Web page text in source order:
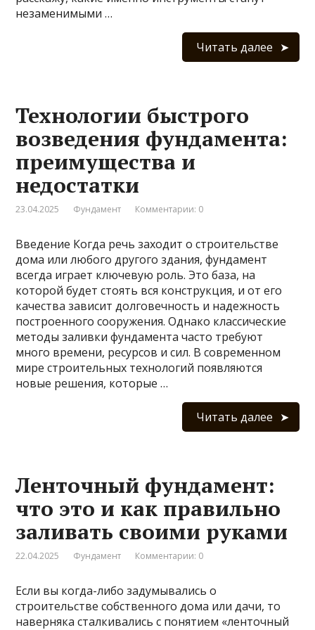
незаменимыми …
Читать далее
Технологии быстрого
возведения фундамента:
преимущества и
недостатки
23.04.2025 Фундамент Комментарии: 0
Введение Когда речь заходит о строительстве
дома или любого другого здания, фундамент
всегда играет ключевую роль. Это база, на
которой будет стоять вся конструкция, и от его
качества зависит долговечность и надежность
построенного сооружения. Однако классические
методы заливки фундамента часто требуют
много времени, ресурсов и сил. В современном
мире строительных технологий появляются
новые решения, которые …
Читать далее
Ленточный фундамент:
что это и как правильно
заливать своими руками
22.04.2025 Фундамент Комментарии: 0
Если вы когда-либо задумывались о
строительстве собственного дома или дачи, то
наверняка сталкивались с понятием «ленточный